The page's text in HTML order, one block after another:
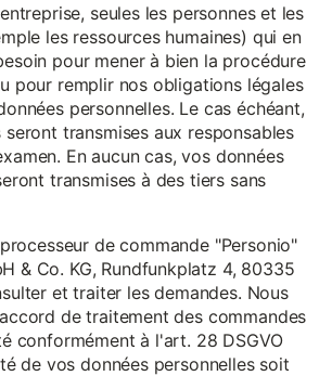
seules les personnes et les
les ressources humaines) qui en
pour mener à bien la procédure
pour remplir nos obligations légales
personnelles. Le cas échéant,
transmises aux responsables
En aucun cas, vos données
transmises à des tiers sans
de commande "Personio"
& Co. KG, Rundfunkplatz 4, 80335
et traiter les demandes. Nous
de traitement des commandes
conformément à l'art. 28 DSGVO
de vos données personnelles soit